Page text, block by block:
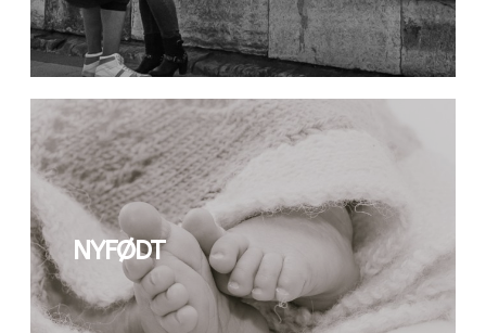
NYFØDT